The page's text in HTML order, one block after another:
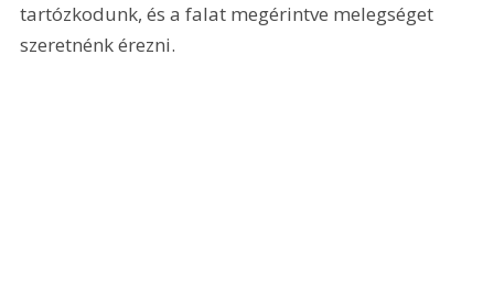
tartózkodunk, és a falat megérintve melegséget
szeretnénk érezni.